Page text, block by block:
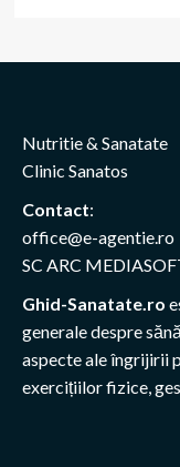
Nutritie & Sanatate
Clinic Sanatos
Contact:
office@e-agentie.ro
SC ARC
Ghid-Sanatate.ro
generale despre
aspecte ale îngrijirii
exercițiilor fizice,